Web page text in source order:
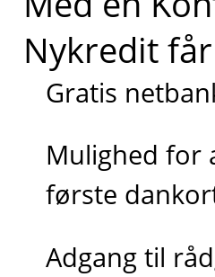
Nykredit
Gratis
Mulighed for
første
Adgang til